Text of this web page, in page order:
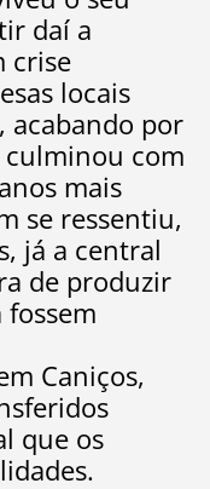
daí a
crise
locais
acabando por
com
mais
se ressentiu,
já a central
de produzir
Caniços,
que os